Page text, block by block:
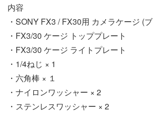
内容
・SONY FX3 / FX30用 カメラケージ (
・FX3/30 ケージ トッププレート
・FX3/30 ケージ ライトプレート
・1/4ねじ × 1
・六角棒 × １
・ナイロンワッシャー × 2
・ステンレスワッシャー × 2